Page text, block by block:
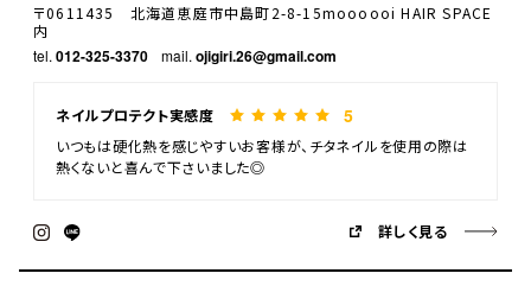
〒0611435 北海道恵庭市中島町2-8-15moooooi HAIR SPACE
内
tel. 012-325-3370 mail. ojigiri.26@gmail.com
ネイルプロテクト実感度 5
いつもは硬化熱を感じやすいお客様が、チタネイルを使用の際は
熱くないと喜んで下さいました◎
詳しく見る